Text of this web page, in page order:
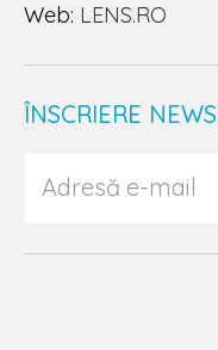
Web: LENS.RO
ÎNSCRIERE